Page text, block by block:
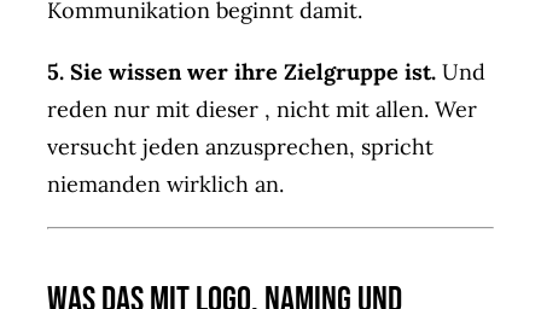
Kommunikation beginnt damit.
5. Sie wissen wer ihre Zielgruppe ist.Und
reden nur mit dieser , nicht mit allen. Wer
versucht jeden anzusprechen, spricht
niemanden wirklich an.
Was das mit Logo, Naming und